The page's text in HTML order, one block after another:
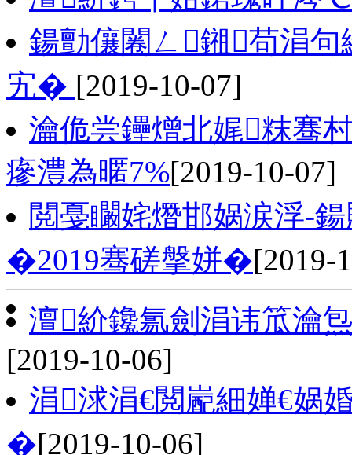
鍚勯儴闂ㄥ鎺苟涓
宄� [2019-10-07]
瀹佹尝鑸熷北娓粖骞
瘮澧為暱7%[2019-10-07]
閲戞矙姹熸邯娲涙浮-
�2019骞磋搫姘�[2019-
澶紒鑱氱劍涓讳笟瀹
[2019-10-06]
涓浗涓€閲嶏細婵€娲
�[2019-10-06]